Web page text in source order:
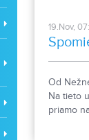
19.Nov,
Od
Na tieto
priamo